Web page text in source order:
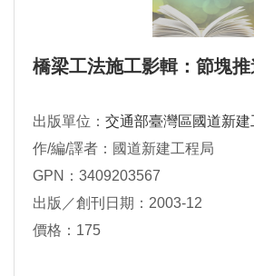
橋梁工法施工影輯：節塊
出版單位： 交通部臺灣區國道新建
作/編/譯者：國道新建工程局
GPN：3409203567
出版／創刊日期：2003-12
價格：175